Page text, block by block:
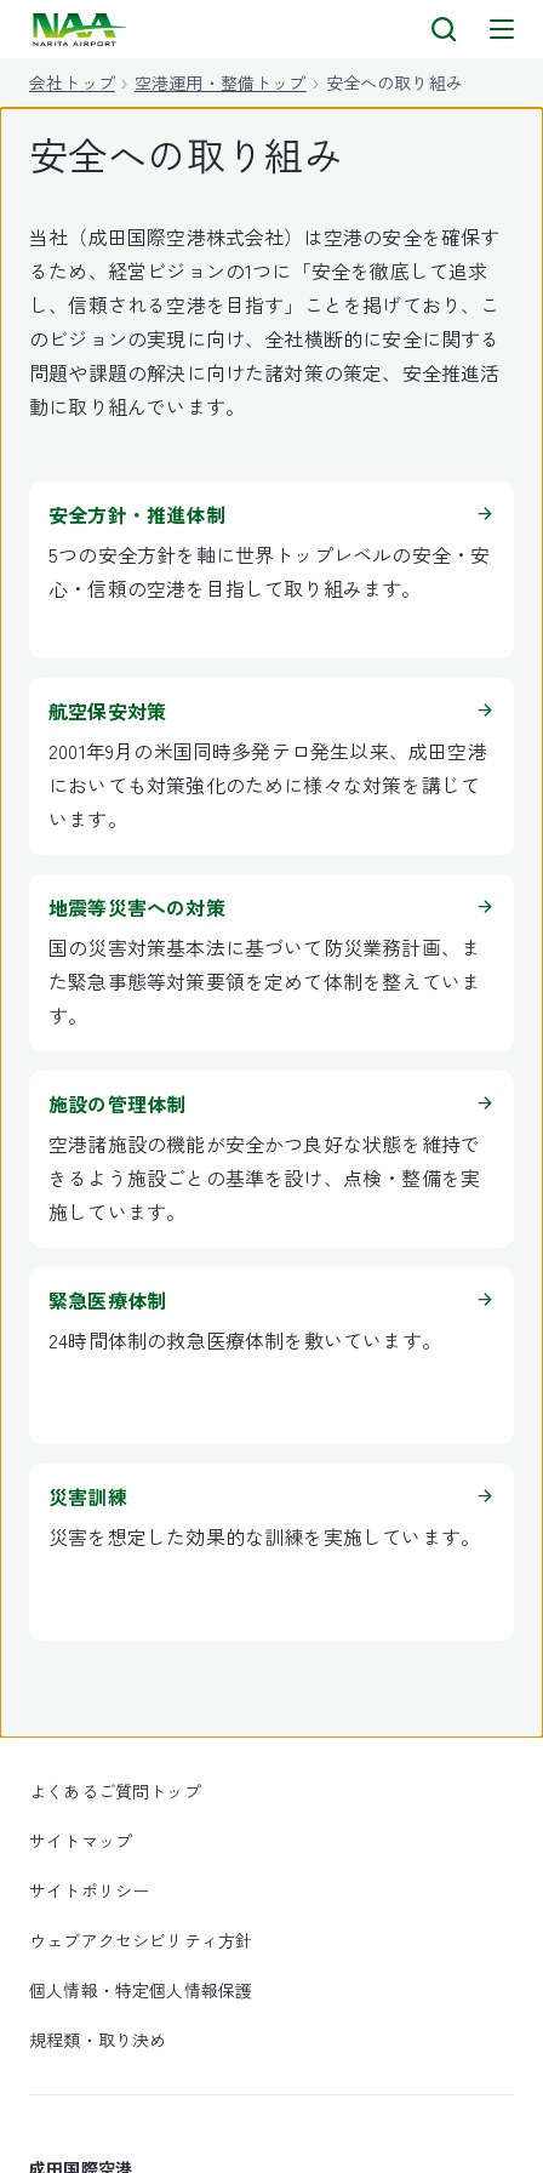
会社トップ 空港運用・整備トップ 安全への取り組み
安全への取り組み
当社（成田国際空港株式会社）は空港の安全を確保す
るため、経営ビジョンの1つに「安全を徹底して追求
し、信頼される空港を目指す」ことを掲げており、こ
のビジョンの実現に向け、全社横断的に安全に関する
問題や課題の解決に向けた諸対策の策定、安全推進活
動に取り組んでいます。
安全方針・推進体制
5つの安全方針を軸に世界トップレベルの安全・安
心・信頼の空港を目指して取り組みます。
航空保安対策
2001年9月の米国同時多発テロ発生以来、成田空港
においても対策強化のために様々な対策を講じて
います。
地震等災害への対策
国の災害対策基本法に基づいて防災業務計画、ま
た緊急事態等対策要領を定めて体制を整えていま
す。
施設の管理体制
空港諸施設の機能が安全かつ良好な状態を維持で
きるよう施設ごとの基準を設け、点検・整備を実
施しています。
緊急医療体制
24時間体制の救急医療体制を敷いています。
災害訓練
災害を想定した効果的な訓練を実施しています。
よくあるご質問トップ
サイトマップ
サイトポリシー
ウェブアクセシビリティ方針
個人情報・特定個人情報保護
規程類・取り決め
成田国際空港